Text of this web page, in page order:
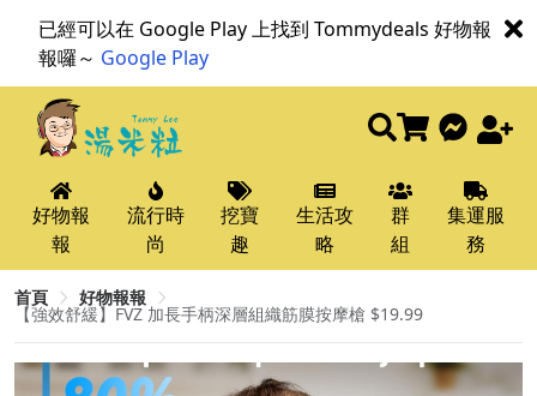
已經可以在 Google Play 上找到 Tommydeals 好物報
報囉～ Google Play
好物報
報
流行時
尚
挖寶
趣
生活攻
略
群
組
集運服
務
首頁 好物報報
【強效舒緩】FVZ 加長手柄深層組織筋膜按摩槍 $19.99